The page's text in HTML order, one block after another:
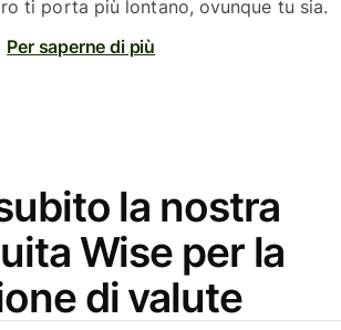
ti porta più lontano, ovunque tu sia.
Per saperne di più
la nostra
Wise per la
di valute